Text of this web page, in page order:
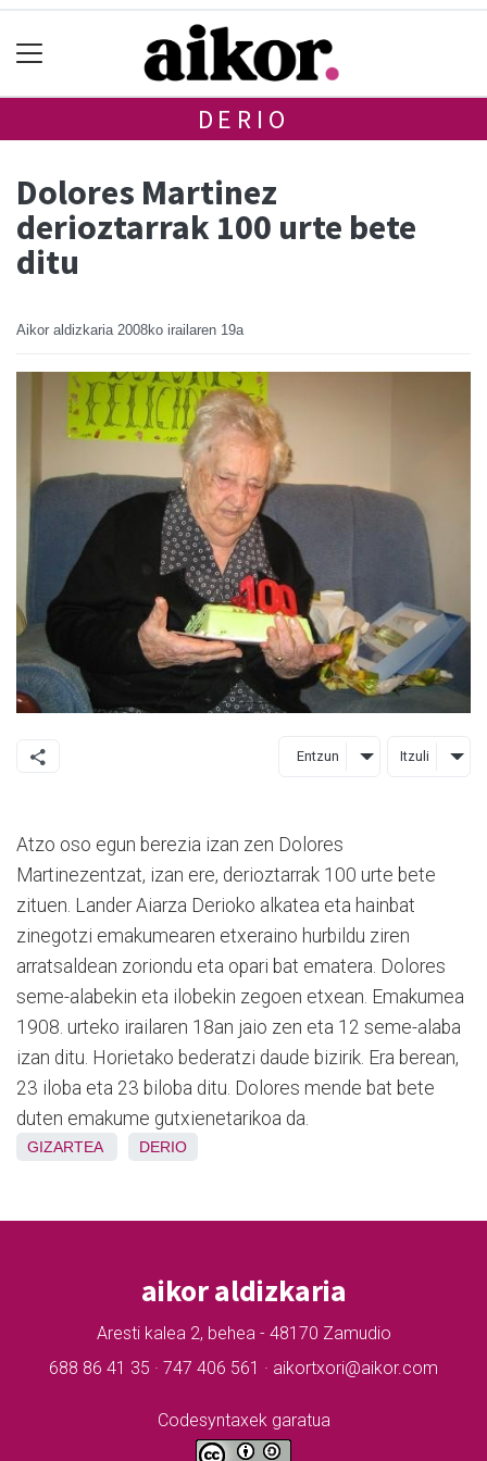
DERIO
Dolores Martinez
derioztarrak 100 urte bete
ditu
Aikor aldizkaria 2008ko irailaren 19a
Entzun Itzuli
Atzo oso egun berezia izan zen Dolores
Martinezentzat, izan ere, derioztarrak 100 urte bete
zituen. Lander Aiarza Derioko alkatea eta hainbat
zinegotzi emakumearen etxeraino hurbildu ziren
arratsaldean zoriondu eta opari bat ematera. Dolores
seme-alabekin eta ilobekin zegoen etxean. Emakumea
1908. urteko irailaren 18an jaio zen eta 12 seme-alaba
izan ditu. Horietako bederatzi daude bizirik. Era berean,
23 iloba eta 23 biloba ditu. Dolores mende bat bete
duten emakume gutxienetarikoa da.
GIZARTEA DERIO
aikor aldizkaria
Aresti kalea 2, behea - 48170 Zamudio
688 86 41 35 · 747 406 561 · aikortxori@aikor.com
Codesyntaxek garatua